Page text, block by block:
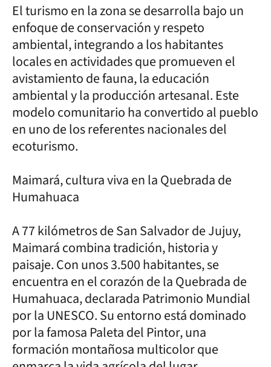
El turismo en la zona se desarrolla bajo un
enfoque de conservación y respeto
ambiental, integrando a los habitantes
locales en actividades que promueven el
avistamiento de fauna, la educación
ambiental y la producción artesanal. Este
modelo comunitario ha convertido al pueblo
en uno de los referentes nacionales del
ecoturismo.
Maimará, cultura viva en la Quebrada de
Humahuaca
A 77 kilómetros de San Salvador de Jujuy,
Maimará combina tradición, historia y
paisaje. Con unos 3.500 habitantes, se
encuentra en el corazón de la Quebrada de
Humahuaca, declarada Patrimonio Mundial
por la UNESCO. Su entorno está dominado
por la famosa Paleta del Pintor, una
formación montañosa multicolor que